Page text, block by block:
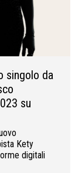
singolo da
su
Kety
digitali